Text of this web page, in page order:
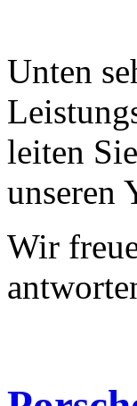
Unten
leiten
unseren
Wir